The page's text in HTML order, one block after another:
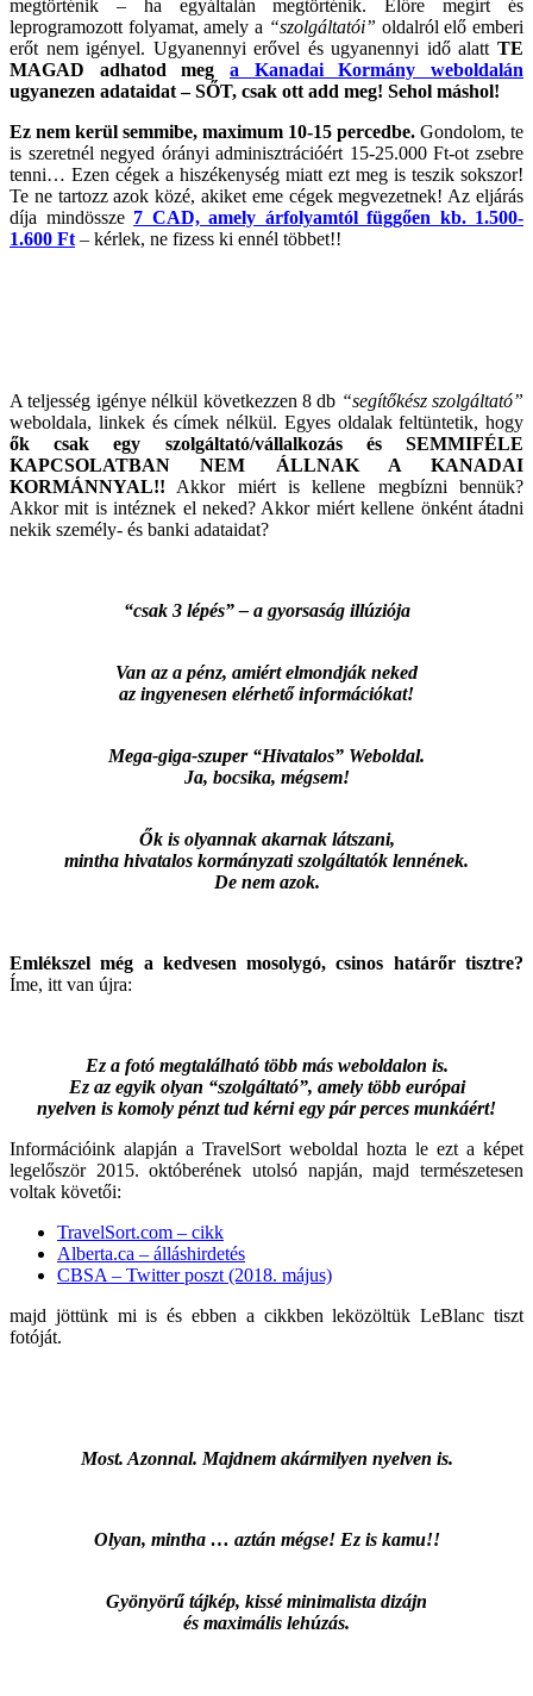
megtörténik – ha egyáltalán megtörténik. Előre megírt és
leprogramozott folyamat, amely a “szolgáltatói” oldalról elő emberi
erőt nem igényel. Ugyanennyi erővel és ugyanennyi idő alatt TE
MAGAD adhatod meg a Kanadai Kormány weboldalán
ugyanezen adataidat – SŐT, csak ott add meg! Sehol máshol!
Ez nem kerül semmibe, maximum 10-15 percedbe. Gondolom, te
is szeretnél negyed órányi adminisztrációért 15-25.000 Ft-ot zsebre
tenni… Ezen cégek a hiszékenység miatt ezt meg is teszik sokszor!
Te ne tartozz azok közé, akiket eme cégek megvezetnek! Az eljárás
díja mindössze 7 CAD, amely árfolyamtól függően kb. 1.500-
1.600 Ft – kérlek, ne fizess ki ennél többet!!
A teljesség igénye nélkül következzen 8 db “segítőkész szolgáltató”
weboldala, linkek és címek nélkül. Egyes oldalak feltüntetik, hogy
ők csak egy szolgáltató/vállalkozás és SEMMIFÉLE
KAPCSOLATBAN NEM ÁLLNAK A KANADAI
KORMÁNNYAL!! Akkor miért is kellene megbízni bennük?
Akkor mit is intéznek el neked? Akkor miért kellene önként átadni
nekik személy- és banki adataidat?
“csak 3 lépés” – a gyorsaság illúziója
Van az a pénz, amiért elmondják neked
az ingyenesen elérhető információkat!
Mega-giga-szuper “Hivatalos” Weboldal.
Ja, bocsika, mégsem!
Ők is olyannak akarnak látszani,
mintha hivatalos kormányzati szolgáltatók lennének.
De nem azok.
Emlékszel még a kedvesen mosolygó, csinos határőr tisztre?
Íme, itt van újra:
Ez a fotó megtalálható több más weboldalon is.
Ez az egyik olyan “szolgáltató”, amely több európai
nyelven is komoly pénzt tud kérni egy pár perces munkáért!
Információink alapján a TravelSort weboldal hozta le ezt a képet
legelőször 2015. októberének utolsó napján, majd természetesen
voltak követői:
TravelSort.com – cikk
Alberta.ca – álláshirdetés
CBSA – Twitter poszt (2018. május)
majd jöttünk mi is és ebben a cikkben leközöltük LeBlanc tiszt
fotóját.
Most. Azonnal. Majdnem akármilyen nyelven is.
Olyan, mintha … aztán mégse! Ez is kamu!!
Gyönyörű tájkép, kissé minimalista dizájn
és maximális lehúzás.